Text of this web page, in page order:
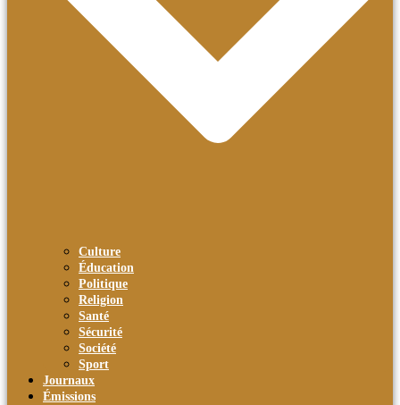
Culture
Éducation
Politique
Religion
Santé
Sécurité
Société
Sport
Journaux
Émissions